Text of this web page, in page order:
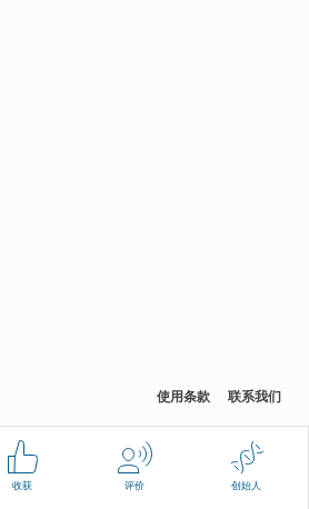
收获 评价 创始人
使用条款 联系我们